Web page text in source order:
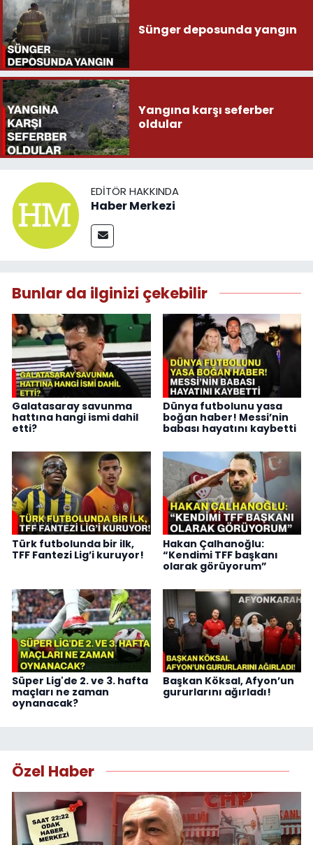
Sünger deposunda yangın
Yangına karşı seferber
oldular
EDITÖR HAKKINDA
Haber Merkezi
Bunlar da ilginizi çekebilir
Galatasaray savunma
hattına hangi ismi dahil
etti?
Dünya futbolunu yasa
boğan haber! Messi’nin
babası hayatını kaybetti
Türk futbolunda bir ilk,
TFF Fantezi Lig’i kuruyor!
Hakan Çalhanoğlu:
“Kendimi TFF başkanı
olarak görüyorum”
Süper Lig'de 2. ve 3. hafta
maçları ne zaman
oynanacak?
Başkan Köksal, Afyon’un
gururlarını ağırladı!
Özel Haber